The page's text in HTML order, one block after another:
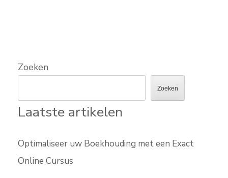
Zoeken
Zoeken
Laatste artikelen
Optimaliseer uw Boekhouding met een Exact
Online Cursus